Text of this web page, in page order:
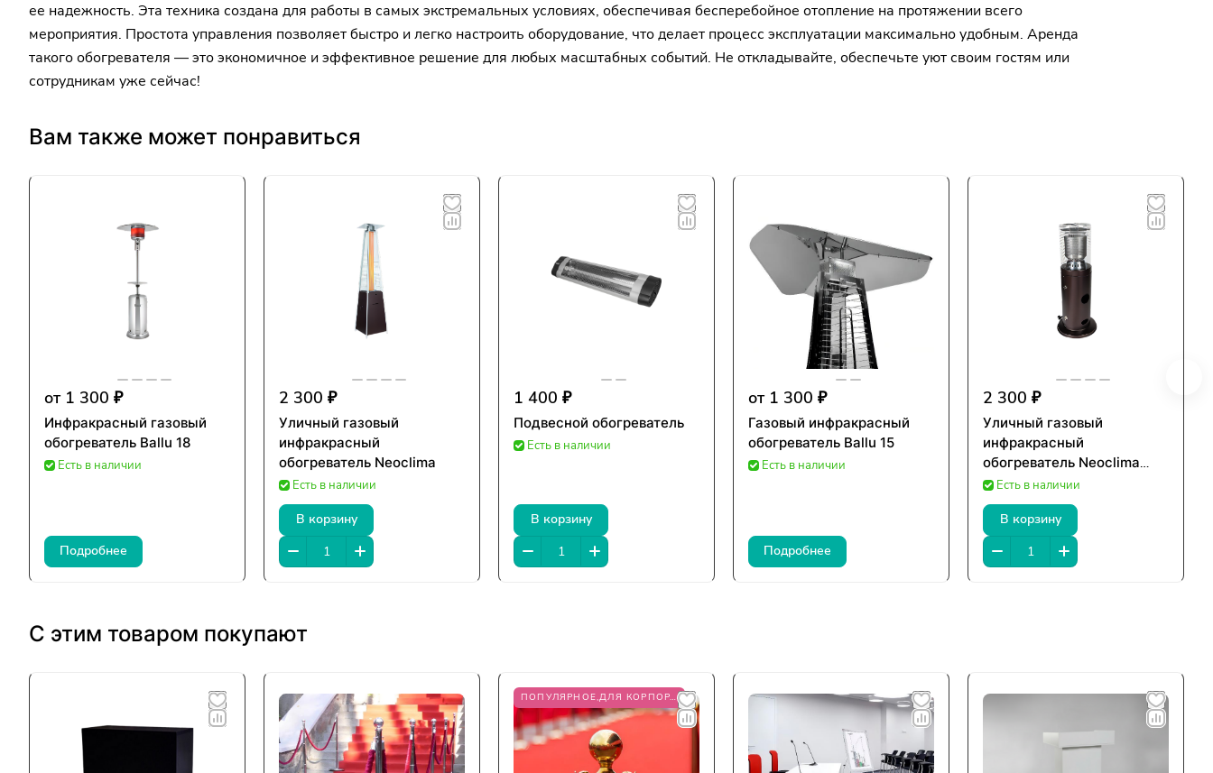
ее надежность. Эта техника создана для работы в самых экстремальных условиях, обеспечивая бесперебойное отопление на протяжении всего
мероприятия. Простота управления позволяет быстро и легко настроить оборудование, что делает процесс эксплуатации максимально удобным. Аренда
такого обогревателя — это экономичное и эффективное решение для любых масштабных событий. Не откладывайте, обеспечьте уют своим гостям или
сотрудникам уже сейчас!
Вам также может понравиться
от 1 300 ₽
Инфракрасный газовый
обогреватель Ballu 18
Есть в наличии
Подробнее
2 300 ₽
Уличный газовый
инфракрасный
обогреватель Neoclima
Есть в наличии
В корзину
1 400 ₽
Подвесной обогреватель
Есть в наличии
В корзину
от 1 300 ₽
Газовый инфракрасный
обогреватель Ballu 15
Есть в наличии
Подробнее
2 300 ₽
Уличный газовый
инфракрасный
обогреватель Neoclima
MiniЕсть в наличии
В корзину
С этим товаром покупают
ПОПУЛЯРНОЕ,ДЛЯ КОРПОРАТИВА